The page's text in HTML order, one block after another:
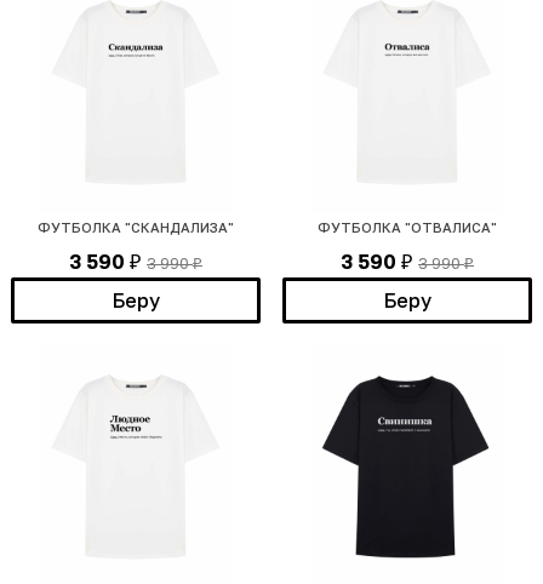
ФУТБОЛКА "СКАНДАЛИЗА"
3 590 ₽ 3 990₽
Беру
ФУТБОЛКА "ОТВАЛИСА"
3 590 ₽ 3 990₽
Беру